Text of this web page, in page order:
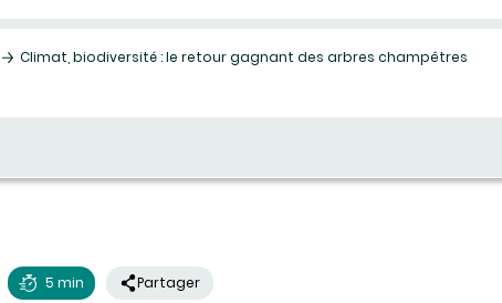
Climat, biodiversité : le retour gagnant des arbres champêtres
5 min Partager